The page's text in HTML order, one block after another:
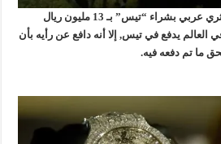
وأغرب ما رصده التقرير قيام ثري عربي بشراء “تيس” بـ 13 مليون ريال
العالم يدفع في تيس, إلا أنه دافع عن رأيه بأن
ما تم دفعه فيه.